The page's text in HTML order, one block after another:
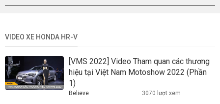
VIDEO XE HONDA HR-V
[VMS 2022] Video Tham quan các thương
hiệu tại Việt Nam Motoshow 2022 (Phần
1)
Believe 3070 lượt xem